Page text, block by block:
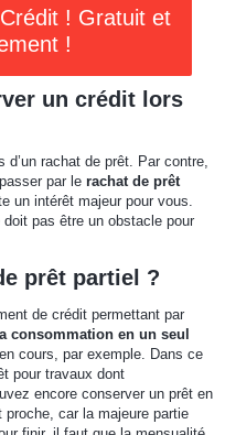
! Gratuit et
!
un crédit lors
rachat de prêt. Par contre,
par le rachat de prêt
un intérêt majeur pour vous.
pas être un obstacle pour
prêt partiel ?
de crédit permettant par
consommation en un seul
cours, par exemple. Dans ce
pour travaux dont
encore conserver un prêt en
car la majeure partie